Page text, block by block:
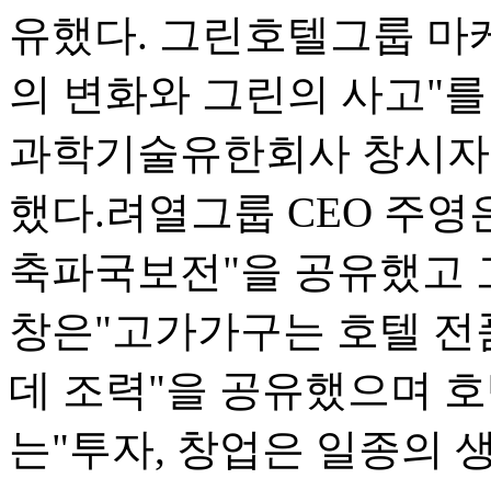
유했다. 그린호텔그룹
의 변화와 그린의 사고"
과학기술유한회사 창시
했다.려열그룹 CEO 주
축파국보전"을 공유했고
창은"고가가구는 호텔
데 조력"을 공유했으며
는"투자, 창업은 일종의